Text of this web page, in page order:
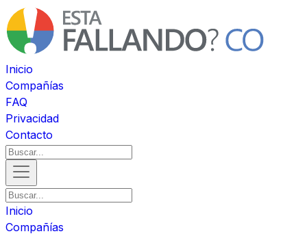
Inicio
Compañías
FAQ
Privacidad
Contacto
Inicio
Compañías